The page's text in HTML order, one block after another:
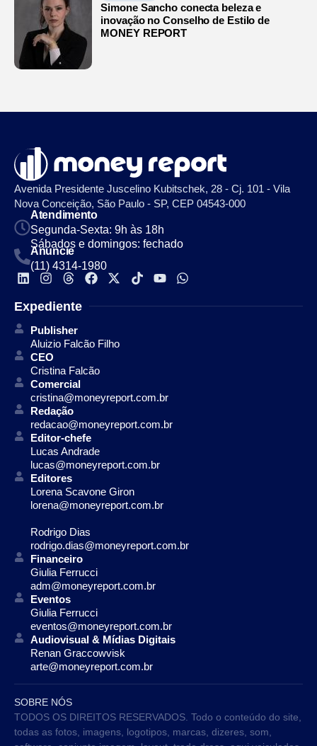
Simone Sancho conecta beleza e
inovação no Conselho de Estilo de
MONEY REPORT
Avenida Presidente Juscelino Kubitschek, 28 - Cj. 101 - Vila
Nova Conceição, São Paulo - SP, CEP 04543-000
Atendimento
Segunda-Sexta: 9h às 18h
Sábados e domingos: fechado
Anuncie
(11) 4314-1980
Expediente
Publisher
Aluizio Falcão Filho
CEO
Cristina Falcão
Comercial
cristina@moneyreport.com.br
Redação
redacao@moneyreport.com.br
Editor-chefe
Lucas Andrade
lucas@moneyreport.com.br
Editores
Lorena Scavone Giron
lorena@moneyreport.com.br
Rodrigo Dias
rodrigo.dias@moneyreport.com.br
Financeiro
Giulia Ferrucci
adm@moneyreport.com.br
Eventos
Giulia Ferrucci
eventos@moneyreport.com.br
Audiovisual & Mídias Digitais
Renan Graccowvisk
arte@moneyreport.com.br
SOBRE NÓS
TODOS OS DIREITOS RESERVADOS. Todo o conteúdo do site,
todas as fotos, imagens, logotipos, marcas, dizeres, som,